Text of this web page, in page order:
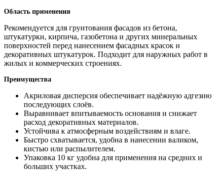
Область применения
Рекомендуется для грунтования фасадов из бетона,
штукатурки, кирпича, газобетона и других минеральных
поверхностей перед нанесением фасадных красок и
декоративных штукатурок. Подходит для наружных работ в
жилых и коммерческих строениях.
Преимущества
Акриловая дисперсия обеспечивает надёжную адгезию
последующих слоёв.
Выравнивает впитываемость основания и снижает
расход декоративных материалов.
Устойчива к атмосферным воздействиям и влаге.
Быстро схватывается, удобна в нанесении валиком,
кистью или распылителем.
Упаковка 10 кг удобна для применения на средних и
больших участках.